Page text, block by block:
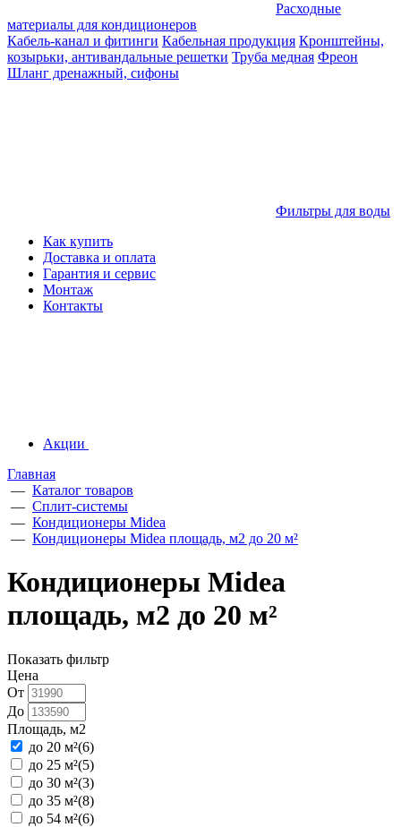
Расходные
материалы для кондиционеров
Кабель-канал и фитинги Кабельная продукция Кронштейны,
козырьки, антивандальные решетки Труба медная Фреон
Шланг дренажный, сифоны
Фильтры для воды
Как купить
Доставка и оплата
Гарантия и сервис
Монтаж
Контакты
Акции
Главная
— Каталог товаров
— Сплит-системы
— Кондиционеры Midea
— Кондиционеры Midea площадь, м2 до 20 м²
Кондиционеры Midea
площадь, м2 до 20 м²
Показать фильтр
Цена
От
До
Площадь, м2
до 20 м²(6)
до 25 м²(5)
до 30 м²(3)
до 35 м²(8)
до 54 м²(6)